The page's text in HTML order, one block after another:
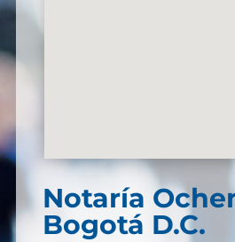
Notaría
Bogotá D.C.